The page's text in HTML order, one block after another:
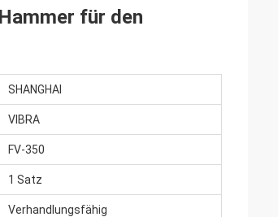
für den
SHANGHAI
VIBRA
FV-350
1 Satz
Verhandlungsfähig